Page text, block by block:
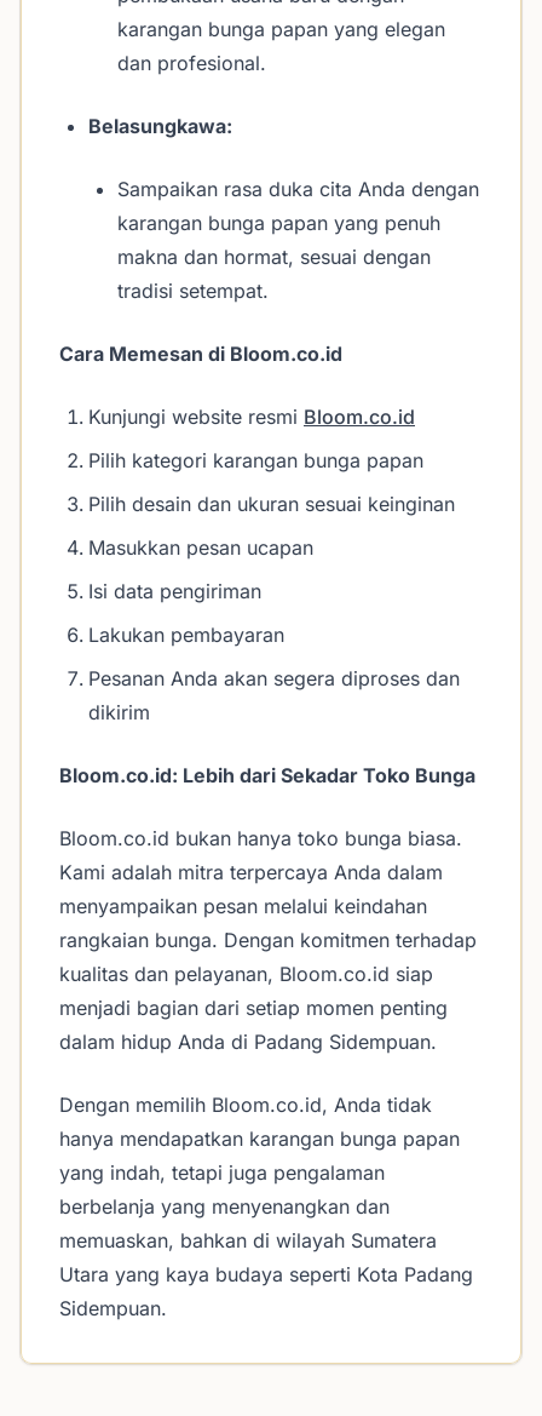
karangan bunga papan yang elegan
dan profesional.
Belasungkawa:
Sampaikan rasa duka cita Anda dengan
karangan bunga papan yang penuh
makna dan hormat, sesuai dengan
tradisi setempat.
Cara Memesan di Bloom.co.id
Kunjungi website resmi Bloom.co.id
Pilih kategori karangan bunga papan
Pilih desain dan ukuran sesuai keinginan
Masukkan pesan ucapan
Isi data pengiriman
Lakukan pembayaran
Pesanan Anda akan segera diproses dan
dikirim
Bloom.co.id: Lebih dari Sekadar Toko Bunga
Bloom.co.id bukan hanya toko bunga biasa.
Kami adalah mitra terpercaya Anda dalam
menyampaikan pesan melalui keindahan
rangkaian bunga. Dengan komitmen terhadap
kualitas dan pelayanan, Bloom.co.id siap
menjadi bagian dari setiap momen penting
dalam hidup Anda di Padang Sidempuan.
Dengan memilih Bloom.co.id, Anda tidak
hanya mendapatkan karangan bunga papan
yang indah, tetapi juga pengalaman
berbelanja yang menyenangkan dan
memuaskan, bahkan di wilayah Sumatera
Utara yang kaya budaya seperti Kota Padang
Sidempuan.